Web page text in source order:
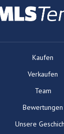
Kaufen
Verkaufen
Team
Bewertungen
Unsere